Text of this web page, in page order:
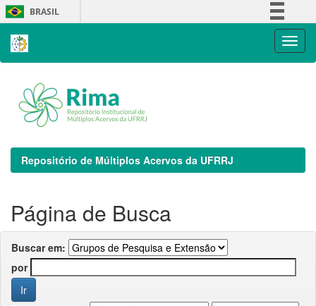
Skip
navigation
BRASIL
Repositório de Múltiplos Acervos da UFRRJ
Página de Busca
Buscar em:
por